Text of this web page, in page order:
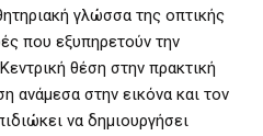
γλώσσα της οπτικής
που εξυπηρετούν την
θέση στην πρακτική
ανάμεσα στην εικόνα και τον
να δημιουργήσει